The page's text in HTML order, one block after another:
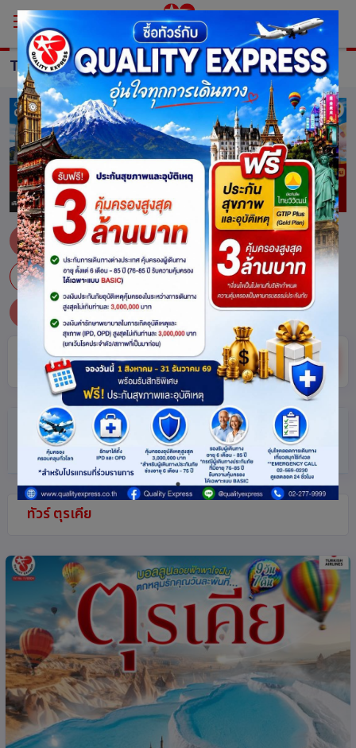
TOUR Turkiye
ทัวร์ ตุรเคีย คอนยา ไคเซรี ชานัคคาเล ตุรเคีย
เนฟเซไฮร์ บูร์ซา อังการา อาดานา อิสตันบูล
ค้นหา
ตัวกรอง (แตะเพื่อเปิด/ปิด)
ทัวร์ ตุรเคีย